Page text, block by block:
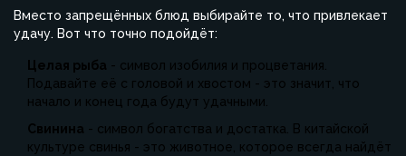
Вместо запрещённых блюд выбирайте то, что привлекает
удачу. Вот что точно подойдёт:
Целая рыба - символ изобилия и процветания.
Подавайте её с головой и хвостом - это значит, что
начало и конец года будут удачными.
Свинина - символ богатства и достатка. В китайской
культуре свинья - это животное, которое всегда найдёт